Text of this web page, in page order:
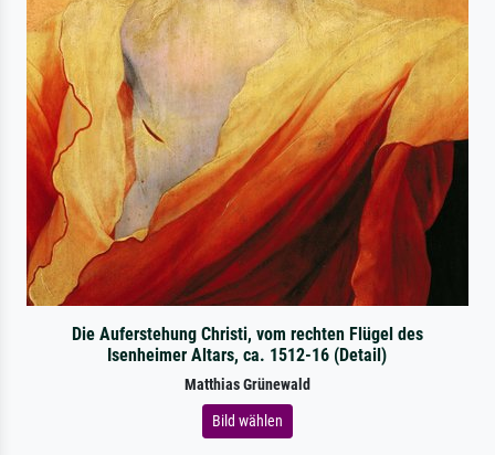
Die Auferstehung Christi, vom rechten Flügel des
Isenheimer Altars, ca. 1512-16 (Detail)
Matthias Grünewald
Bild wählen